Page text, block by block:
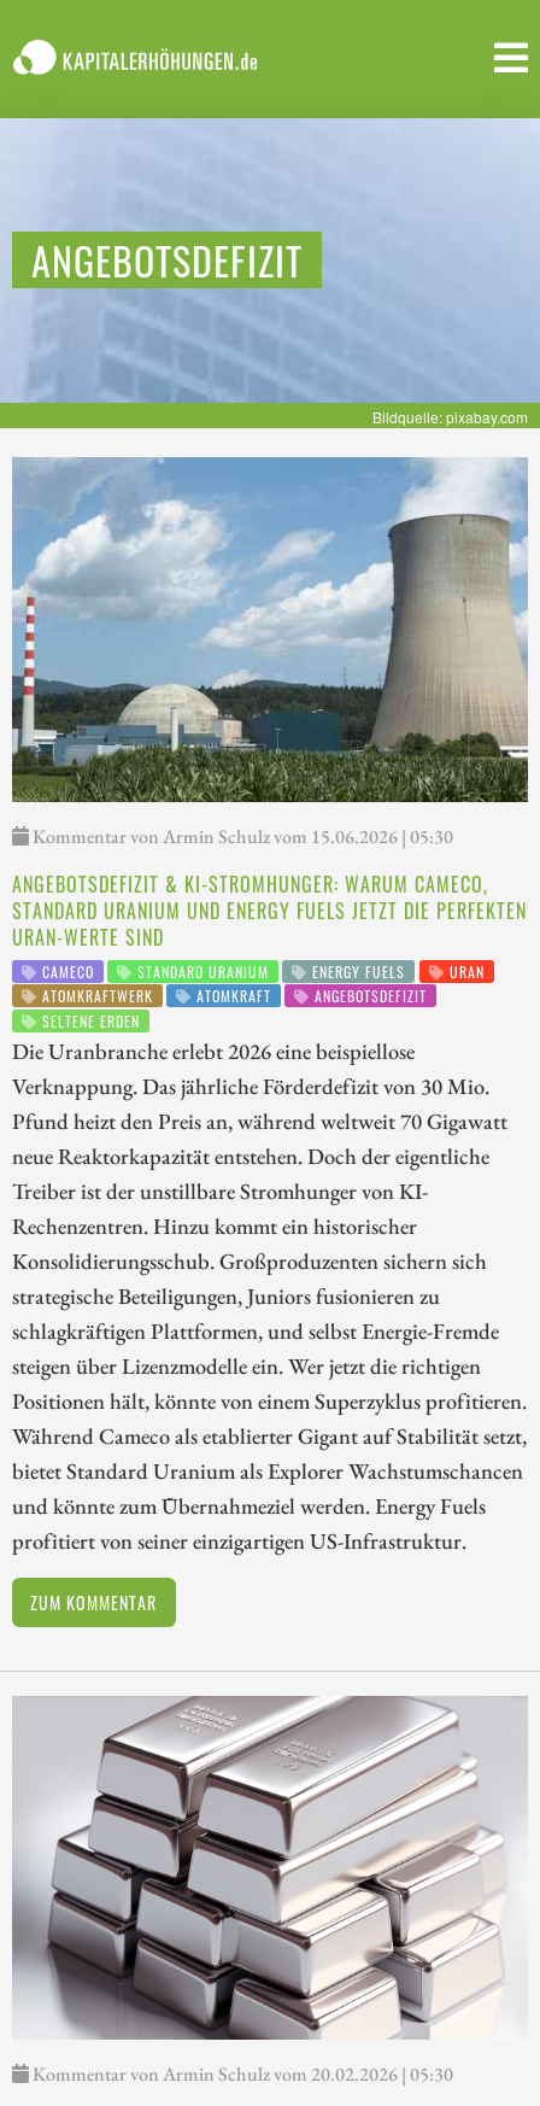
ANGEBOTSDEFIZIT
Bildquelle: pixabay.com
Kommentar von Armin Schulz vom 15.06.2026 | 05:30
ANGEBOTSDEFIZIT & KI-STROMHUNGER: WARUM CAMECO,
STANDARD URANIUM UND ENERGY FUELS JETZT DIE PERFEKTEN
URAN-WERTE SIND
CAMECO STANDARD URANIUM ENERGY FUELS
URAN
ATOMKRAFTWERK
ATOMKRAFT
ANGEBOTSDEFIZIT
SELTENE ERDEN
Die Uranbranche erlebt 2026 eine beispiellose
Verknappung. Das jährliche Förderdefizit von 30 Mio.
Pfund heizt den Preis an, während weltweit 70 Gigawatt
neue Reaktorkapazität entstehen. Doch der eigentliche
Treiber ist der unstillbare Stromhunger von KI-
Rechenzentren. Hinzu kommt ein historischer
Konsolidierungsschub. Großproduzenten sichern sich
strategische Beteiligungen, Juniors fusionieren zu
schlagkräftigen Plattformen, und selbst Energie-Fremde
steigen über Lizenzmodelle ein. Wer jetzt die richtigen
Positionen hält, könnte von einem Superzyklus profitieren.
Während Cameco als etablierter Gigant auf Stabilität setzt,
bietet Standard Uranium als Explorer Wachstumschancen
und könnte zum Übernahmeziel werden. Energy Fuels
profitiert von seiner einzigartigen US-Infrastruktur.
ZUM KOMMENTAR
Kommentar von Armin Schulz vom 20.02.2026 | 05:30